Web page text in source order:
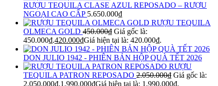
RƯỢU TEQUILA CLASE AZUL REPOSADO – RƯỢU
NGOẠI CAO CẤP 5.650.000₫
RƯỢU TEQUILA
OLMECA GOLD 450.000₫ Giá gốc là:
450.000₫.420.000₫Giá hiện tại là: 420.000₫.
DON JULIO 1942 - PHIÊN BẢN HỘP QUÀ TẾT 2026
RƯỢU
TEQUILA PATRON REPOSADO 2.050.000₫ Giá gốc là:
2.050.000₫.1.990.000₫Giá hiện tại là: 1.990.000₫.